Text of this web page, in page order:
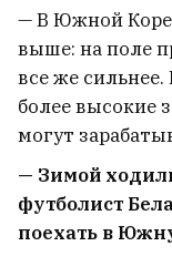
— В Южной
выше: на поле
все же
более высокие
могут
— Зимой
футболист
поехать в